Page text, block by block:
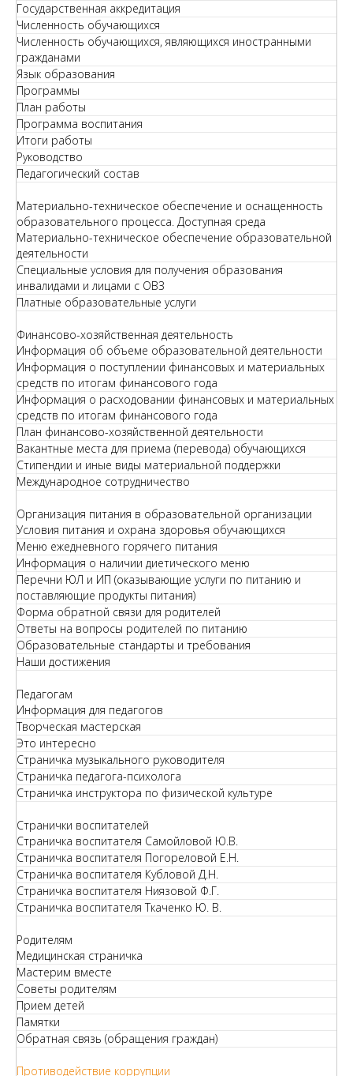
Государственная аккредитация
Численность обучающихся
Численность обучающихся, являющихся иностранными
гражданами
Язык образования
Программы
План работы
Программа воспитания
Итоги работы
Руководство
Педагогический состав
Материально-техническое обеспечение и оснащенность
образовательного процесса. Доступная среда
Материально-техническое обеспечение образовательной
деятельности
Специальные условия для получения образования
инвалидами и лицами с ОВЗ
Платные образовательные услуги
Финансово-хозяйственная деятельность
Информация об объеме образовательной деятельности
Информация о поступлении финансовых и материальных
средств по итогам финансового года
Информация о расходовании финансовых и материальных
средств по итогам финансового года
План финансово-хозяйственной деятельности
Вакантные места для приема (перевода) обучающихся
Стипендии и иные виды материальной поддержки
Международное сотрудничество
Организация питания в образовательной организации
Условия питания и охрана здоровья обучающихся
Меню ежедневного горячего питания
Информация о наличии диетического меню
Перечни ЮЛ и ИП (оказывающие услуги по питанию и
поставляющие продукты питания)
Форма обратной связи для родителей
Ответы на вопросы родителей по питанию
Образовательные стандарты и требования
Наши достижения
Педагогам
Информация для педагогов
Творческая мастерская
Это интересно
Страничка музыкального руководителя
Страничка педагога-психолога
Страничка инструктора по физической культуре
Странички воспитателей
Страничка воспитателя Самойловой Ю.В.
Страничка воспитателя Погореловой Е.Н.
Страничка воспитателя Кубловой Д.Н.
Страничка воспитателя Ниязовой Ф.Г.
Страничка воспитателя Ткаченко Ю. В.
Родителям
Медицинская страничка
Мастерим вместе
Советы родителям
Прием детей
Памятки
Обратная связь (обращения граждан)
Противодействие коррупции